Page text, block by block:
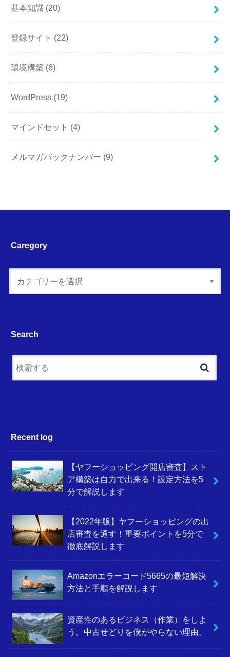
基本知識 (20)
登録サイト (22)
環境構築 (6)
WordPress (19)
マインドセット (4)
メルマガバックナンバー (9)
Caregory
Search
Recent log
【ヤフーショッピング開店審査】スト
ア構築は自力で出来る！設定方法を5
分で解説します
【2022年版】ヤフーショッピングの出
店審査を通す！重要ポイントを5分で
徹底解説します
Amazonエラーコード5665の最短解決
方法と手順を解説します
資産性のあるビジネス（作業）をしよ
う。中古せどりを僕がやらない理由。